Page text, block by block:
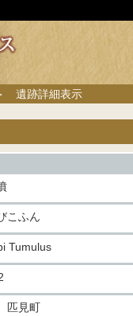
遺跡詳細表示
こふん
Tumulus
匹見町